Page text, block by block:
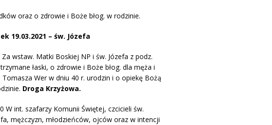
oraz o zdrowie i Boże błog. w rodzinie.
19.03.2021 – św. Józefa
Za wstaw. Matki Boskiej NP i św. Józefa z podz.
łaski, o zdrowie i Boże błog. dla męża i
Tomasza Wer w dniu 40 r. urodzin i o opiekę Bożą
Droga Krzyżowa.
W int. szafarzy Komunii Świętej, czcicieli św.
mężczyzn, młodzieńców, ojców oraz w intencji